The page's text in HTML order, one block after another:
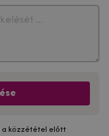
a közzététel előtt